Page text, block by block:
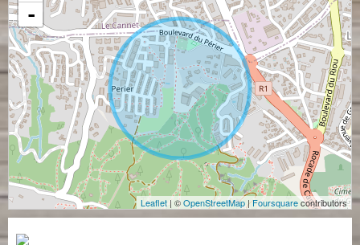
-
Leaflet| ©OpenStreetMap|Foursquarecontributors